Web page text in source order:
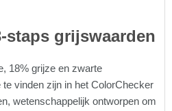
staps grijswaarden
18% grijze en zwarte
vinden zijn in het ColorChecker
wetenschappelijk ontworpen om